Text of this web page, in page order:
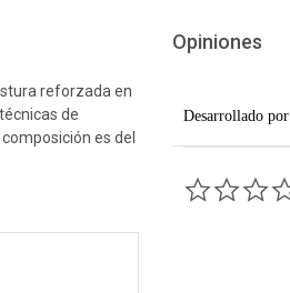
reforzada en
de
es del
Opiniones
Desarrollado por